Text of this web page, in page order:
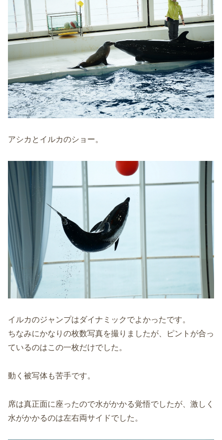
アシカとイルカのショー。
イルカのジャンプはダイナミックでよかったです。
ちなみにかなりの枚数写真を撮りましたが、ピントが合っ
ているのはこの一枚だけでした。
動く被写体も苦手です。
席は真正面に座ったので水がかかる覚悟でしたが、激しく
水がかかるのは左右両サイドでした。